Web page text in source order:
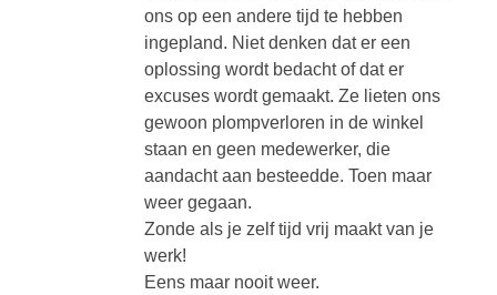
ons op een andere tijd te hebben
ingepland. Niet denken dat er een
oplossing wordt bedacht of dat er
excuses wordt gemaakt. Ze lieten ons
gewoon plompverloren in de winkel
staan en geen medewerker, die
aandacht aan besteedde. Toen maar
weer gegaan.
Zonde als je zelf tijd vrij maakt van je
werk!
Eens maar nooit weer.